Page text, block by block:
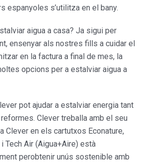
espanyoles s’utilitza en el bany.
aigua a casa? Ja sigui per
ensenyar als nostres fills a cuidar el
en la factura a final de mes, la
opcions per a estalviar aigua a
pot ajudar a estalviar energia tant
Clever treballa amb el seu
Clever en els cartutxos Econature,
Tech Air (Aigua+Aire) està
perobtenir unús sostenible amb